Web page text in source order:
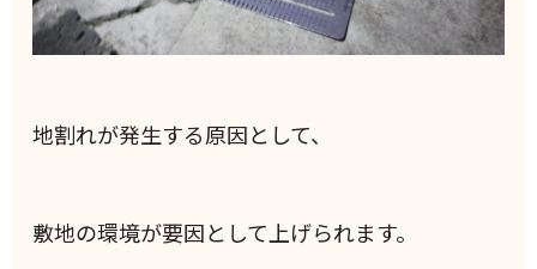
地割れが発生する原因として、
敷地の環境が要因として上げられます。